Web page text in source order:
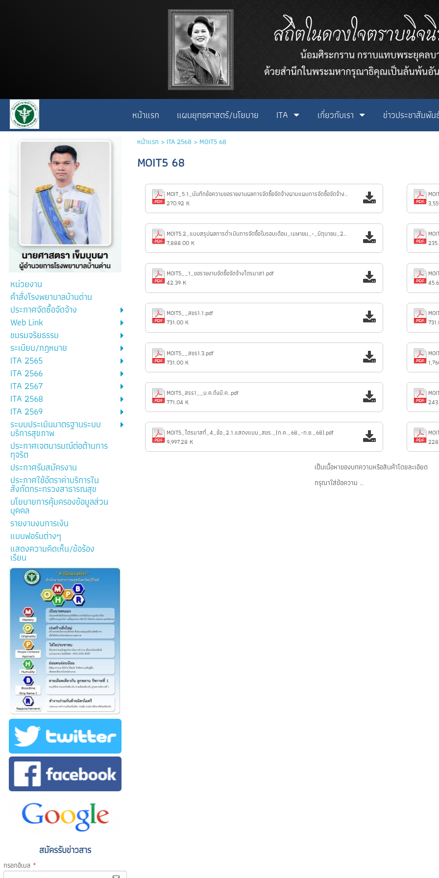
หน้าแรก แผนยุทธศาสตร์/นโยบาย ITA เกี่ยวกับเรา ข่าวประชาสัมพัน
หน่วยงาน
คำสั่งโรงพยาบาลบ้านด่าน
ประกาศจัดซื้อจัดจ้าง
Web Link
ชมรมจริยธรรม
ระเบียบ/กฎหมาย
ITA 2565
ITA 2566
ITA 2567
ITA 2568
ITA 2569
ระบบประเมินมาตรฐานระบบ
บริการสุขภาพ
ประกาศเจตนารมณ์ต่อต้านการ
ทุจริต
ประกาศรับสมัครงาน
ประกาศใช้อัตราค่าบริการใน
สังกัดกระทรวงสาธารณสุข
นโยบายการคุ้มครองข้อมูลส่วน
บุคคล
รายงานงบการเงิน
แบบฟอร์มต่างๆ
แสดงความคิดเห็น/ข้อร้อง
เรียน
สมัครรับข่าวสาร
กรอกอีเมล *
หน้าแรก > ITA 2568 > MOIT5 68
MOIT5 68
MOIT_5.1_บันทึกข้อความขอรายงานผลการจัดซื้อจัดจ้างผามแผนการจัดซื้อจัดจ้างประจำปีงบประมาณ_2568_(ไตรมาส3).pdf
270.92 K
MOIT5.2_แบบสรุปผลการดำเนินการจัดซื้อในรอบเดือน_เมษายน_-_มิถุนายน_2568_ปีงบประมาณ_2568.pdf
7,888.00 K
MOIT5__1_ขอรายงานจัดซื้อจัดจ้างไตรมาส1.pdf
42.39 K
MOIT5__สขร1.1.pdf
731.00 K
MOIT5__สขร1.3.pdf
731.00 K
MOIT5_สรร1__ม.ค.ถึงมี.ค..pdf
771.04 K
MOIT5_ไตรมาสที่_4_ข้อ_2.1.แสดงแบบ_สขร._(ก.ค._68_-ก.ย._68).pdf
9,997.28 K
เป็นเนื้อหาของบทความหรือสินค้าโดยละเอียด
กรุณาใส่ข้อความ …